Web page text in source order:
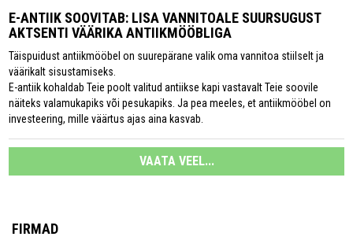
E-ANTIIK SOOVITAB: LISA VANNITOALE SUURSUGUST
AKTSENTI VÄÄRIKA ANTIIKMÖÖBLIGA
Täispuidust antiikmööbel on suurepärane valik oma vannitoa stiilselt ja
väärikalt sisustamiseks.
E-antiik kohaldab Teie poolt valitud antiikse kapi vastavalt Teie soovile
näiteks valamukapiks või pesukapiks. Ja pea meeles, et antiikmööbel on
investeering, mille väärtus ajas aina kasvab.
VAATA VEEL...
FIRMAD